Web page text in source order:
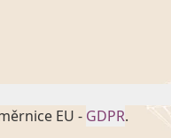
EU - GDPR.